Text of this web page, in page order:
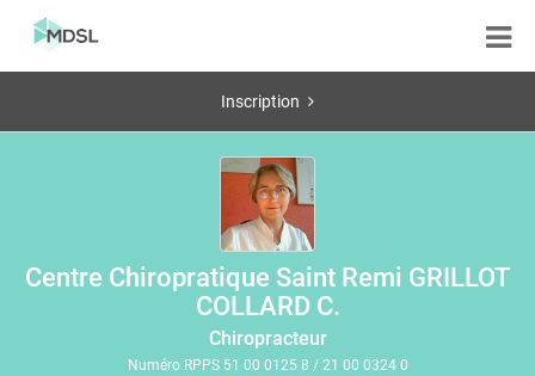
Inscription
Centre Chiropratique Saint Remi GRILLOT
COLLARD C.
Chiropracteur
Numéro RPPS 51 00 0125 8 / 21 00 0324 0